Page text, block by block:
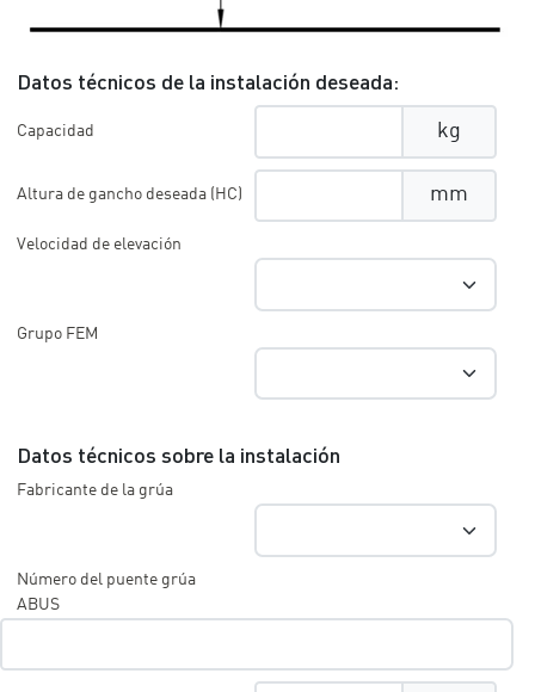
Datos técnicos de la instalación deseada:
Capacidad kg
Altura de gancho deseada (HC) mm
Velocidad de elevación
Grupo FEM
Datos técnicos sobre la instalación
Fabricante de la grúa
Número del puente grúa
ABUS